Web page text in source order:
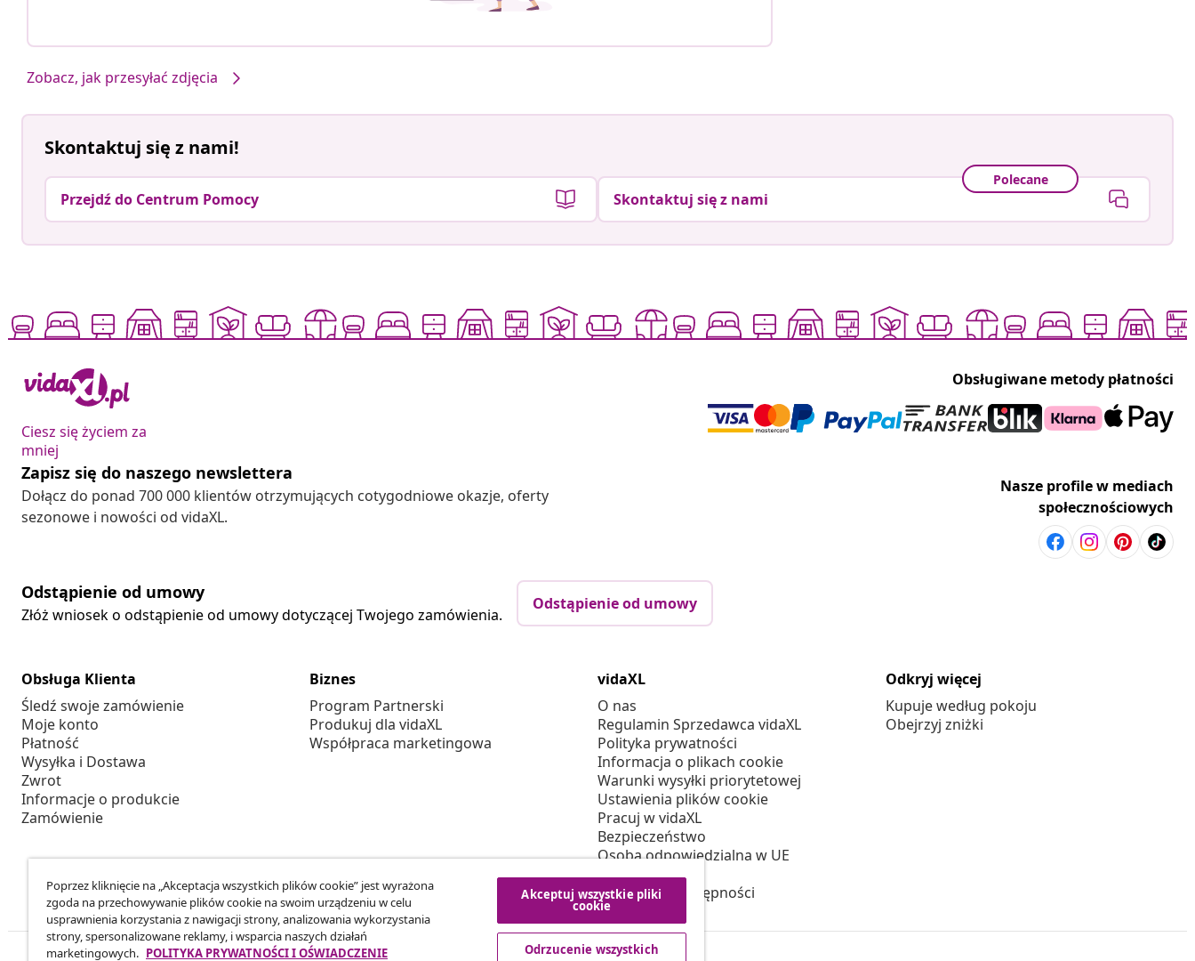
Zobacz, jak przesyłać zdjęcia
Skontaktuj się z nami!
Przejdź do Centrum Pomocy
Polecane
Skontaktuj się z nami
Ciesz się życiem za
mniej
Obsługiwane metody płatności
Zapisz się do naszego newslettera
Dołącz do ponad 700 000 klientów otrzymujących cotygodniowe okazje, oferty
sezonowe i nowości od vidaXL.
Nasze profile w mediach
społecznościowych
Odstąpienie od umowy
Złóż wniosek o odstąpienie od umowy dotyczącej Twojego zamówienia.
Odstąpienie od umowy
Obsługa Klienta
Śledź swoje zamówienie
Moje konto
Płatność
Wysyłka i Dostawa
Zwrot
Informacje o produkcie
Zamówienie
Biznes
Program Partnerski
Produkuj dla vidaXL
Współpraca marketingowa
vidaXL
O nas
Regulamin Sprzedawca vidaXL
Polityka prywatności
Informacja o plikach cookie
Warunki wysyłki priorytetowej
Ustawienia plików cookie
Pracuj w vidaXL
Bezpieczeństwo
Osoba odpowiedzialna w UE
Polityką EPR
Deklaracja dostępności
Odkryj więcej
Kupuje według pokoju
Obejrzyj zniżki
Poprzez kliknięcie na „Akceptacja wszystkich plików cookie” jest wyrażona
zgoda na przechowywanie plików cookie na swoim urządzeniu w celu
usprawnienia korzystania z nawigacji strony, analizowania wykorzystania
strony, spersonalizowane reklamy, i wsparcia naszych działań
marketingowych. POLITYKA PRYWATNOŚCI I OŚWIADCZENIE
Akceptuj wszystkie pliki
cookie
Odrzucenie wszystkich